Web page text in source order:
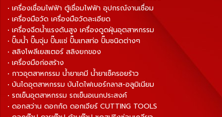
• เครื่องเชื่อมไฟฟ้า ตู้เชื่อมไฟฟ้า อุปกรณ์งานเชื่อม
• เครื่องมือวัด เครื่องมือวัดละเอียด
• เครื่องฉีดน้ำแรงดันสูง เครื่องดูดฝุ่นอุตสาหกรรม
• ปั๊มน้ำ ปั๊มจุ่ม ปั๊มแช่ ปั๊มเทสท่อ ปั๊มชนิดต่างๆ
• สลิงโพลีเยสเตอร์ สลิงยกของ
• เครื่องมือก่อสร้าง
• กาวอุตสาหกรรม น้ำยาเคมี น้ำยาเช็ครอยร้าว
• บันไดอุตสาหกรรม บันไดไฟเบอร์กลาส-อลูมิเนียม
• รถเข็นอุตสาหกรรม รถเข็นอเนกประสงค์
• ดอกสว่าน ดอกกัด ดอกเจียร์ CUTTING TOOLS